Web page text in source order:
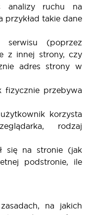
analizy ruchu na
przykład takie dane
(poprzez
z innej strony, czy
adres strony w
fizycznie przebywa
korzysta
rodzaj
się na stronie (jak
podstronie, ile
na jakich